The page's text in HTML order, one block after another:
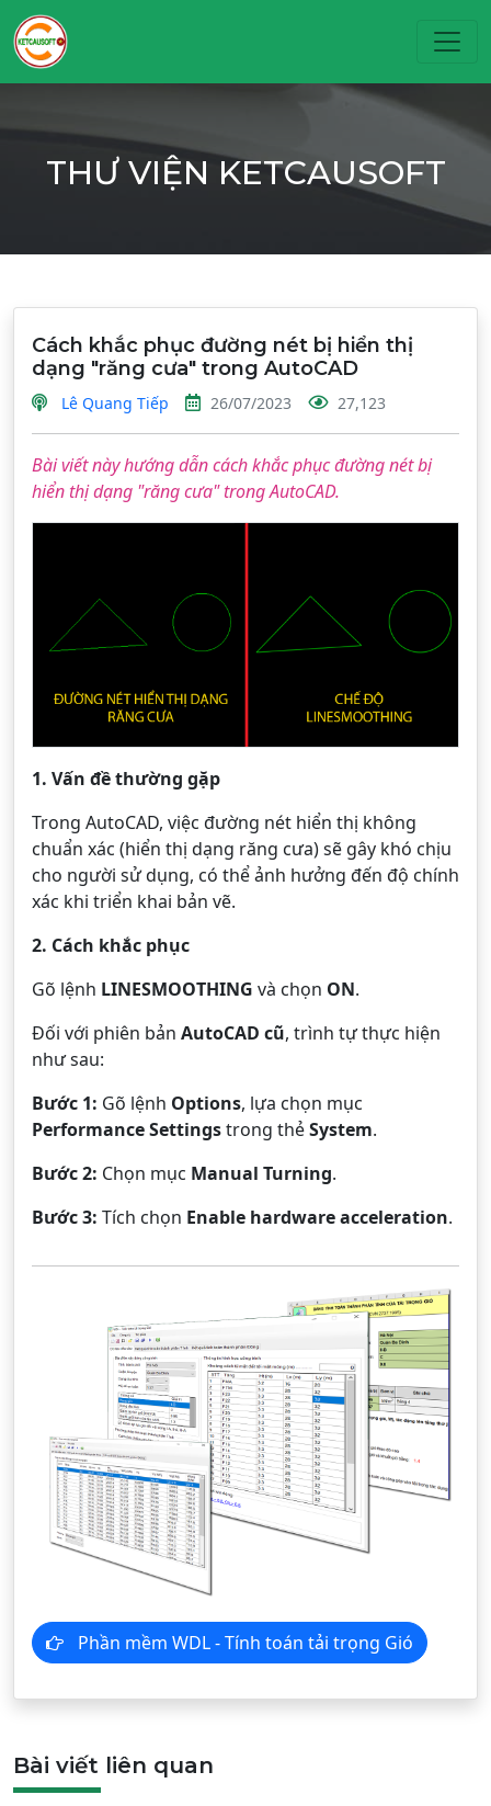
THƯ VIỆN KETCAUSOFT
Cách khắc phục đường nét bị hiển thị
dạng "răng cưa" trong AutoCAD
Lê Quang Tiếp 26/07/2023 27,123
Bài viết này hướng dẫn cách khắc phục đường nét bị
hiển thị dạng "răng cưa" trong AutoCAD.
1. Vấn đề thường gặp
Trong AutoCAD, việc đường nét hiển thị không
chuẩn xác (hiển thị dạng răng cưa) sẽ gây khó chịu
cho người sử dụng, có thể ảnh hưởng đến độ chính
xác khi triển khai bản vẽ.
2. Cách khắc phục
Gõ lệnh LINESMOOTHING và chọn ON.
Đối với phiên bản AutoCAD cũ, trình tự thực hiện
như sau:
Bước 1: Gõ lệnh Options, lựa chọn mục
Performance Settingstrong thẻSystem.
Bước 2: Chọn mục Manual Turning.
Bước 3: Tích chọn Enable hardware acceleration.
Phần mềm WDL - Tính toán tải trọng Gió
Bài viết liên quan